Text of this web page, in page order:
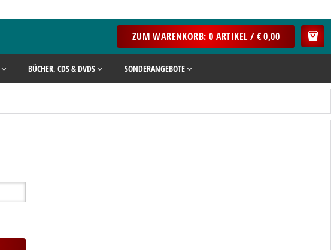
ZUM WARENKORB: 0 ARTIKEL / € 0,00
BÜCHER, CDS & DVDS SONDERANGEBOTE